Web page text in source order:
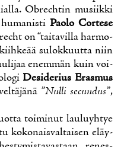
Obrech­tin musiik­ki
Pao­lo Cor­te­se
on “tai­ta­vil­la har­mo­
su­lok­kuut­ta niin
enem­män kuin voi­
De­si­de­rius Eras­mus
”Nul­li secun­dus”,
toi­mi­nut lau­lu­yh­tye
ko­ko­nais­val­tai­sen eläy­